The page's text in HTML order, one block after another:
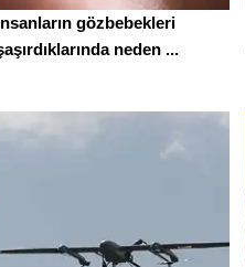
gözbebekleri
neden ...